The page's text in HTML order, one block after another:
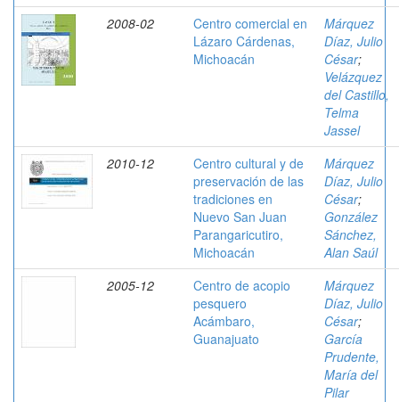
2008-02
Centro comercial en
Lázaro Cárdenas,
Michoacán
Márquez
Díaz, Julio
César;
Velázquez
del Castillo,
Telma
Jassel
2010-12
Centro cultural y de
preservación de las
tradiciones en
Nuevo San Juan
Parangaricutiro,
Michoacán
Márquez
Díaz, Julio
César;
González
Sánchez,
Alan Saúl
2005-12
Centro de acopio
pesquero
Acámbaro,
Guanajuato
Márquez
Díaz, Julio
César;
García
Prudente,
María del
Pilar